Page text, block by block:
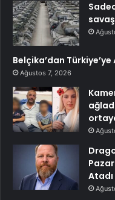
Belçika’dan Türkiye’ye
Ağustos 7, 2026
Atadı